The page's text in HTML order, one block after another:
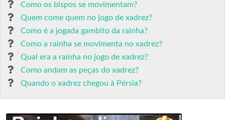
Como os bispos se movimentam?
Quem come quem no jogo de xadrez?
Como é a jogada gambito da rainha?
Como a rainha se movimenta no xadrez?
Qual era a rainha no jogo de xadrez?
Como andam as peças do xadrez?
Quando o xadrez chegou à Pérsia?